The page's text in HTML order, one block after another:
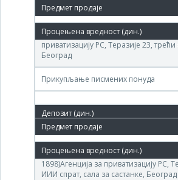
30. мар.'10.
(ДП ДИМИТРИЈЕ ТУЦОВИЋ )Агенције за
приватизацију РС, Теразије 23, трећи
Београд
Прикупљање писмених понуда
15. сеп.'09.
(ФАБРИКА ШЕЋЕРА ДИМИТРИЈЕ
1898)Агенција за приватизацију РС,
ИИИ спрат, сала за састанке, Београд